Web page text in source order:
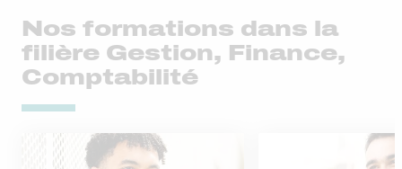
Nos formations dans la
filière Gestion, Finance,
Comptabilité